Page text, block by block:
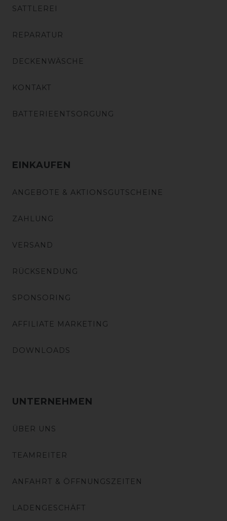
SATTLEREI
REPARATUR
DECKENWÄSCHE
KONTAKT
BATTERIEENTSORGUNG
EINKAUFEN
ANGEBOTE & AKTIONSGUTSCHEINE
ZAHLUNG
VERSAND
RÜCKSENDUNG
SPONSORING
AFFILIATE MARKETING
DOWNLOADS
UNTERNEHMEN
ÜBER UNS
TEAMREITER
ANFAHRT & ÖFFNUNGSZEITEN
LADENGESCHÄFT